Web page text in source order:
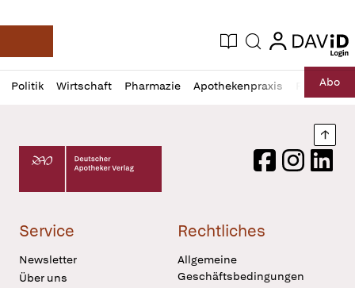
Deutsche Apotheker Zeitung
Aktuelle Ausgabe
Suche login
login
Politik Wirtschaft Pharmazie Apothekenpraxis RechtAbo
Profil
öffnen
Daz
Pur
Deutscher Apotheker Verlag Logo
FacebookInstagram
Service
Newsletter
Über uns
Rechtliches
Allgemeine
Geschäftsbedingungen